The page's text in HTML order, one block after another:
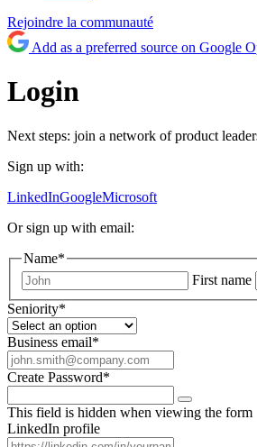
Rejoindre la communauté
Add as a preferred source on Google
Login
Next steps: join a network of product
Sign up with:
LinkedInGoogleMicrosoft
Or sign up with email:
Name*
First name
Seniority*
Business email*
Create Password*
This field is hidden when viewing the form
LinkedIn profile